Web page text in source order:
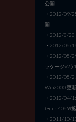
公開
・2012/09/
開
・2012/8/28
・2012/06/
・2012/05/
ッケージ
・2012/05/21
Win2000更
・2012/04/
(Build4069)
・2011/10/